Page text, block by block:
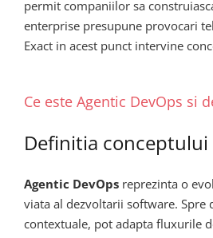
permit companiilor sa
enterprise presupune provocari
Exact in acest punct intervine
Ce este Agentic DevOps si
Definitia conceptului
Agentic DevOps reprezinta o
viata al dezvoltarii software. Spre
contextuale, pot adapta fluxurile